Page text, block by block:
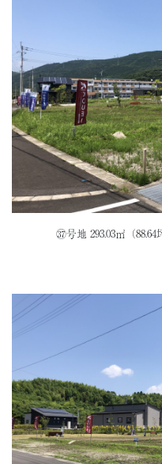
㊲号地 293.03㎡（88.64